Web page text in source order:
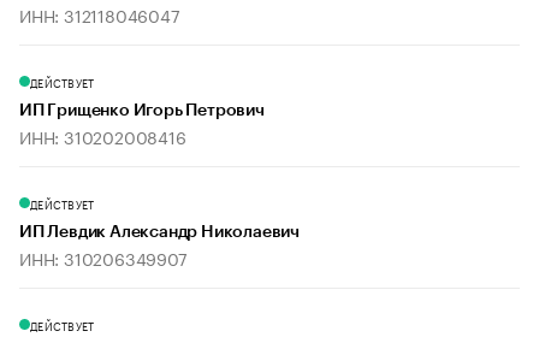
ИНН: 312118046047
ДЕЙСТВУЕТ
ИП Грищенко Игорь Петрович
ИНН: 310202008416
ДЕЙСТВУЕТ
ИП Левдик Александр Николаевич
ИНН: 310206349907
ДЕЙСТВУЕТ